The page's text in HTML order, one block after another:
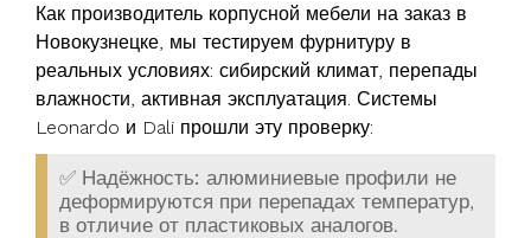
Как производитель корпусной мебели на заказ в
Новокузнецке, мы тестируем фурнитуру в
реальных условиях: сибирский климат, перепады
влажности, активная эксплуатация. Системы
Leonardo и Dali прошли эту проверку:
✅ Надёжность: алюминиевые профили не
деформируются при перепадах температур,
в отличие от пластиковых аналогов.